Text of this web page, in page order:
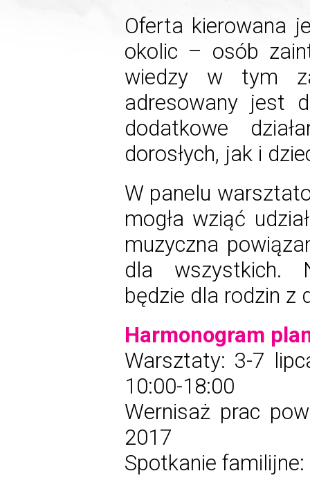
Oferta kierowana
okolic – osób
wiedzy w tym
adresowany jest
dodatkowe
dorosłych, jak i
W panelu
mogła wziąć
muzyczna
dla wszystkich.
będzie dla rodzin z
Harmonogram
Warsztaty: 3-7
10:00-18:00
Wernisaż prac
2017
Spotkanie